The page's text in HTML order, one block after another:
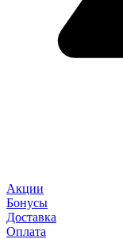
Акции
Бонусы
Доставка
Оплата